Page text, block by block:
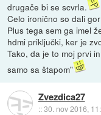
drugače bi se scvrla.
Celo ironično so dali
Plus tega sem ga imel
hdmi priključki, ker je
Tako, da je to moj prvi
samo sa štapom"
Zvezdica27
::30. nov 2016,